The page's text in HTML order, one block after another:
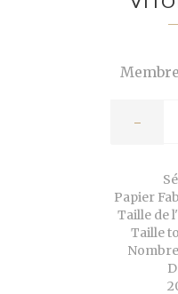
-
Papier
Taille de
Taille